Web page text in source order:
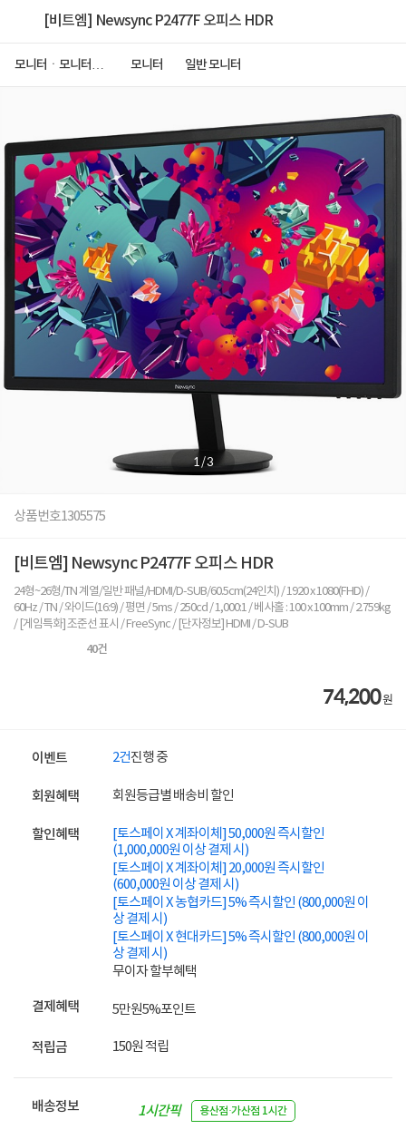
[비트엠] Newsync P2477F 오피스 HDR
모니터ㆍ모니터주
모니터 일반 모니터
1/3
상품번호1305575
[비트엠] Newsync P2477F 오피스 HDR
24형~26형/TN 계열/일반 패널/HDMI/D-SUB/60.5cm(24인치) / 1920 x 1080(FHD) /
60Hz / TN / 와이드(16:9) / 평면 / 5ms / 250cd / 1,000:1 / 베사홀 : 100 x 100mm / 2.759kg
/ [게임특화] 조준선 표시 / FreeSync / [단자정보] HDMI / D-SUB
40건
74,200원
이벤트 2건진행 중
회원혜택 회원등급별 배송비 할인
할인혜택
[토스페이 X 계좌이체] 50,000원 즉시할인
(1,000,000원 이상 결제 시)
[토스페이 X 계좌이체] 20,000원 즉시할인
(600,000원 이상 결제 시)
[토스페이 X 농협카드] 5% 즉시할인 (800,000원 이
상 결제 시)
[토스페이 X 현대카드] 5% 즉시할인 (800,000원 이
상 결제 시)
무이자 할부혜택
결제혜택 5만원5%포인트
적립금 150원 적립
배송정보
1시간픽
용산점·가산점 1시간